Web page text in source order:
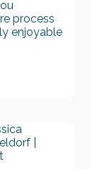
process
enjoyable